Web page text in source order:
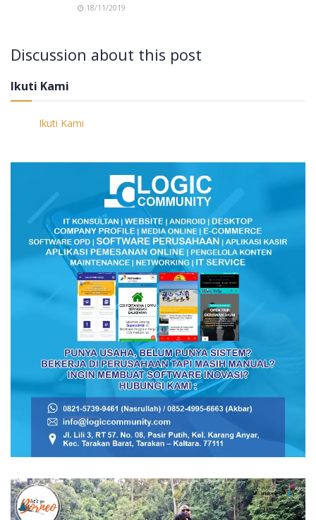
18/11/2019
Discussion about this post
Ikuti Kami
Ikuti Kami